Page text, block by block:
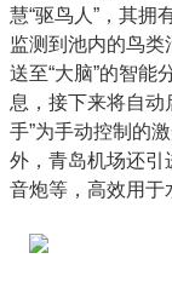
慧“驱鸟人”，其拥
监测到池内的鸟
送至“大脑”的智能
息，接下来将自动
手”为手动控制的
外，青岛机场还引
音炮等，高效用于